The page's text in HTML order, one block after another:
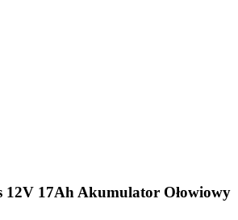
12V 17Ah Akumulator Ołowiowy